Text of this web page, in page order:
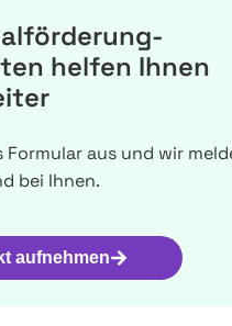
helfen Ihnen
Formular aus und wir
bei Ihnen.
aufnehmen